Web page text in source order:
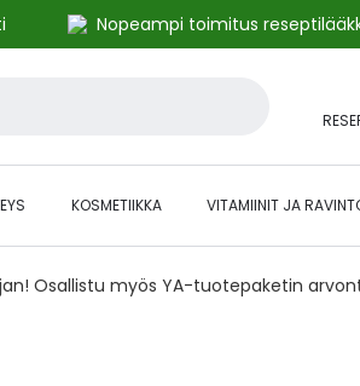
Nopeampi toimitus
KOSMETIIKKA VITAMIINIT JA
Osallistu myös YA-tuotepaketin